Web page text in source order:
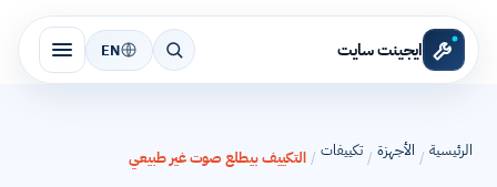
ايجينت سايت EN
الرئيسية / الأجهزة / تكييفات / التكييف بيطلع صوت غير طبيعي